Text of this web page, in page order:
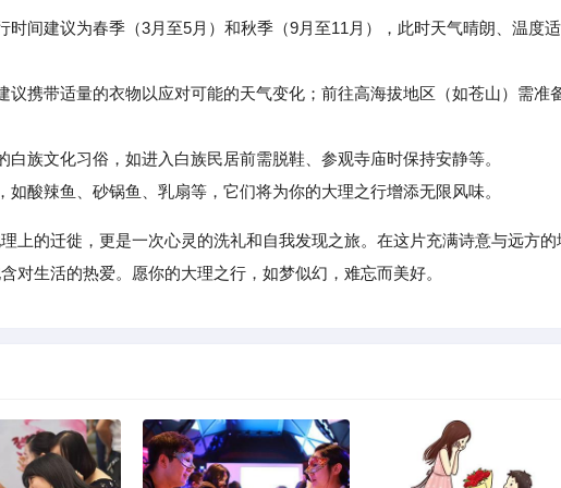
时间建议为春季（3月至5月）和秋季（9月至11月），此时天气晴朗、温度适
携带适量的衣物以应对可能的天气变化；前往高海拔地区（如苍山）需准
文化习俗，如进入白族民居前需脱鞋、参观寺庙时保持安静等。
辣鱼、砂锅鱼、乳扇等，它们将为你的大理之行增添无限风味。
上的迁徙，更是一次心灵的洗礼和自我发现之旅。在这片充满诗意与远方的
对生活的热爱。愿你的大理之行，如梦似幻，难忘而美好。